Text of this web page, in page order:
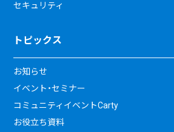
セキュリティ
トピックス
お知らせ
イベント・セミナー
コミュニティイベントCarty
お役立ち資料